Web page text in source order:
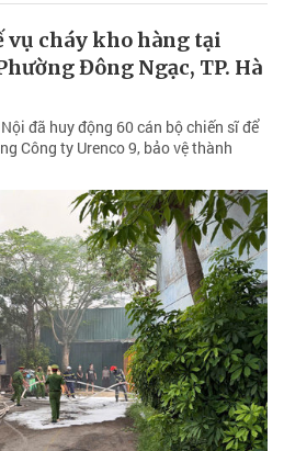
cháy kho hàng tại
Đông Ngạc, TP. Hà
đã huy động 60 cán bộ chiến sĩ để
Công ty Urenco 9, bảo vệ thành